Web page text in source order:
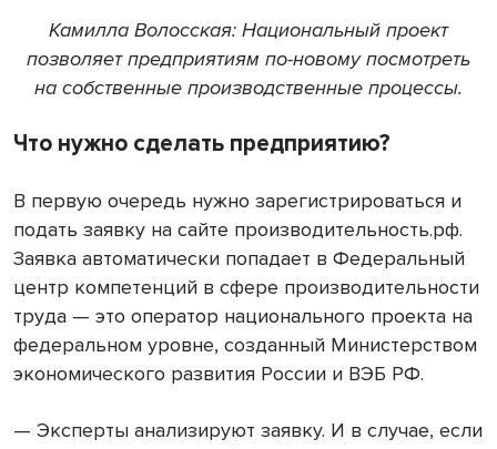
Камилла Волосская: Национальный проект
позволяет предприятиям по-новому посмотреть
на собственные производственные процессы.
Что нужно сделать предприятию?
В первую очередь нужно зарегистрироваться и
подать заявку на сайте производительность.рф.
Заявка автоматически попадает в Федеральный
центр компетенций в сфере производительности
труда — это оператор национального проекта на
федеральном уровне, созданный Министерством
экономического развития России и ВЭБ РФ.
— Эксперты анализируют заявку. И в случае, если